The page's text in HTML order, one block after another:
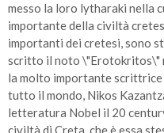
messo la loro lytharaki nella
importante della civiltà
importanti dei cretesi, sono
scritto il noto \"Erotokritos\"
la molto importante
tutto il mondo, Nikos
letteratura Nobel il 20
civiltà di Creta, che è essa